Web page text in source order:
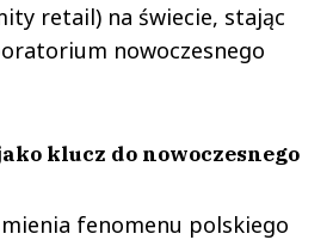
retail) na świecie, stając
nowoczesnego
klucz do nowoczesnego
fenomenu polskiego